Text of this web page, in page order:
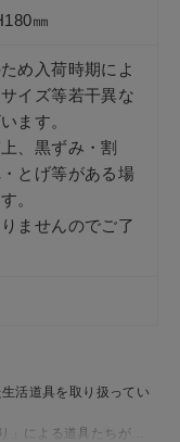
㎜
め入荷時期によ
イズ等若干異な
ます。
、黒ずみ・割
とげ等がある場
。
ませんのでご了
活道具を取り扱ってい
」による道具たちが、